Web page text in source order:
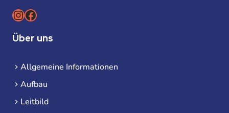
Instagram
Facebook
Über uns
Allgemeine Informationen
Aufbau
Leitbild